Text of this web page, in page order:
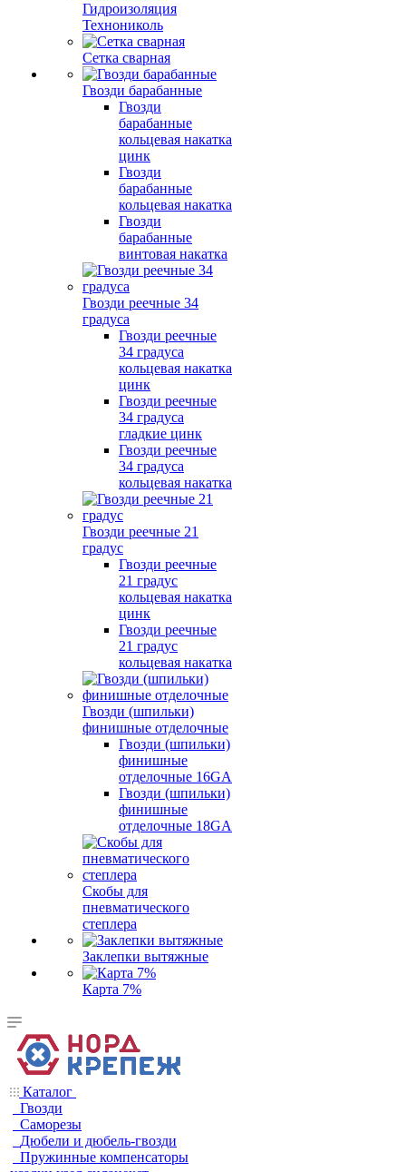
Гидроизоляция
Технониколь
Сетка сварная
Гвозди барабанные
Гвозди
барабанные
кольцевая накатка
цинк
Гвозди
барабанные
кольцевая накатка
Гвозди
барабанные
винтовая накатка
Гвозди реечные 34
градуса
Гвозди реечные
34 градуса
кольцевая накатка
цинк
Гвозди реечные
34 градуса
гладкие цинк
Гвозди реечные
34 градуса
кольцевая накатка
Гвозди реечные 21
градус
Гвозди реечные
21 градус
кольцевая накатка
цинк
Гвозди реечные
21 градус
кольцевая накатка
Гвозди (шпильки)
финишные отделочные
Гвозди (шпильки)
финишные
отделочные 16GA
Гвозди (шпильки)
финишные
отделочные 18GA
Скобы для
пневматического
степлера
Заклепки вытяжные
Карта 7%
Каталог
Гвозди
Саморезы
Дюбели и дюбель-гвозди
Пружинные компенсаторы